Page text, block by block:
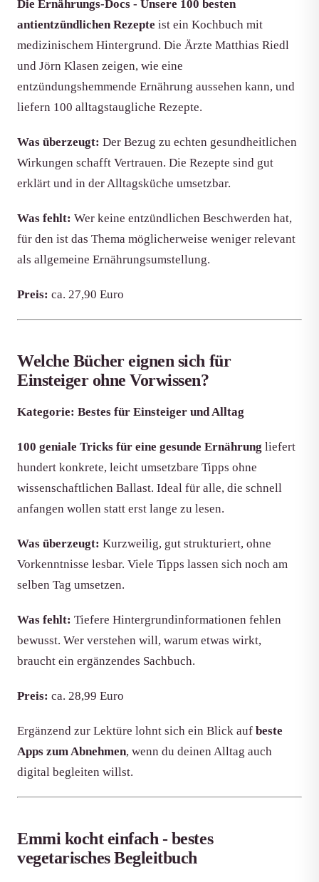
Die Ernährungs-Docs - Unsere 100 besten
antientzündlichen Rezepte ist ein Kochbuch mit
medizinischem Hintergrund. Die Ärzte Matthias Riedl
und Jörn Klasen zeigen, wie eine
entzündungshemmende Ernährung aussehen kann, und
liefern 100 alltagstaugliche Rezepte.
Was überzeugt: Der Bezug zu echten gesundheitlichen
Wirkungen schafft Vertrauen. Die Rezepte sind gut
erklärt und in der Alltagsküche umsetzbar.
Was fehlt: Wer keine entzündlichen Beschwerden hat,
für den ist das Thema möglicherweise weniger relevant
als allgemeine Ernährungsumstellung.
Preis: ca. 27,90 Euro
Welche Bücher eignen sich für
Einsteiger ohne Vorwissen?
Kategorie: Bestes für Einsteiger und Alltag
100 geniale Tricks für eine gesunde Ernährung liefert
hundert konkrete, leicht umsetzbare Tipps ohne
wissenschaftlichen Ballast. Ideal für alle, die schnell
anfangen wollen statt erst lange zu lesen.
Was überzeugt: Kurzweilig, gut strukturiert, ohne
Vorkenntnisse lesbar. Viele Tipps lassen sich noch am
selben Tag umsetzen.
Was fehlt: Tiefere Hintergrundinformationen fehlen
bewusst. Wer verstehen will, warum etwas wirkt,
braucht ein ergänzendes Sachbuch.
Preis: ca. 28,99 Euro
Ergänzend zur Lektüre lohnt sich ein Blick auf beste
Apps zum Abnehmen, wenn du deinen Alltag auch
digital begleiten willst.
Emmi kocht einfach - bestes
vegetarisches Begleitbuch